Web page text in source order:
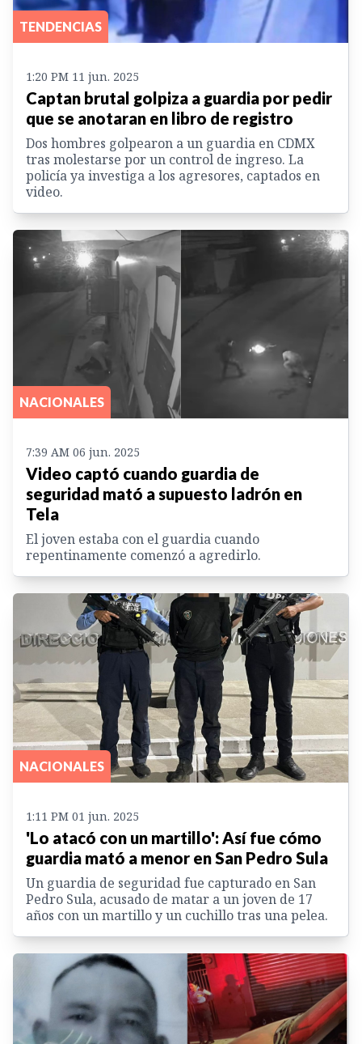
TENDENCIAS
1:20 PM 11 jun. 2025
Captan brutal golpiza a guardia por pedir
que se anotaran en libro de registro
Dos hombres golpearon a un guardia en CDMX
tras molestarse por un control de ingreso. La
policía ya investiga a los agresores, captados en
video.
NACIONALES
7:39 AM 06 jun. 2025
Video captó cuando guardia de
seguridad mató a supuesto ladrón en
Tela
El joven estaba con el guardia cuando
repentinamente comenzó a agredirlo.
NACIONALES
1:11 PM 01 jun. 2025
'Lo atacó con un martillo': Así fue cómo
guardia mató a menor en San Pedro Sula
Un guardia de seguridad fue capturado en San
Pedro Sula, acusado de matar a un joven de 17
años con un martillo y un cuchillo tras una pelea.